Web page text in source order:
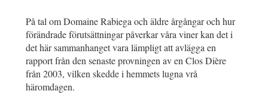
På tal om Domaine Rabiega och äldre årgångar och hur
förändrade förutsättningar påverkar våra viner kan det i
det här sammanhanget vara lämpligt att avlägga en
rapport från den senaste provningen av en Clos Dière
från 2003, vilken skedde i hemmets lugna vrå
häromdagen.